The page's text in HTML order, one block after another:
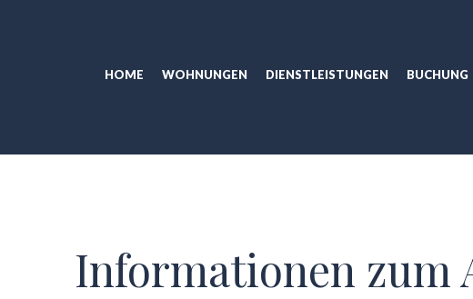
HOME WOHNUNGEN DIENSTLEISTUNGEN BUCHUNG
Informationen zum